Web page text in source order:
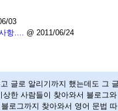
03
항…. @ 2011/06/24
글로 알리기까지 했는데도 그 글
한 사람들이 찾아와서 블로그와
로그까지 찾아와서 영어 문법 따